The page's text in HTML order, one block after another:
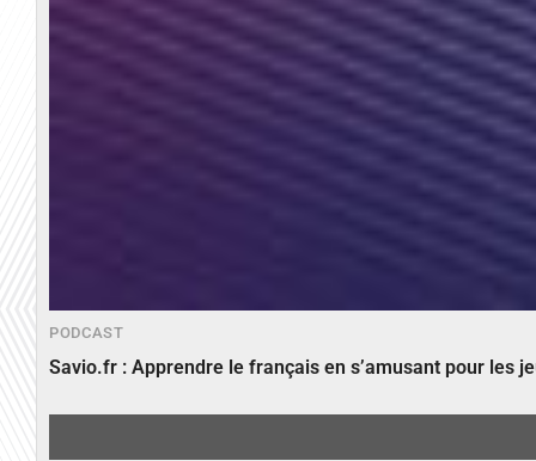
PODCAST
Savio.fr : Apprendre le français en s’amusant pour les